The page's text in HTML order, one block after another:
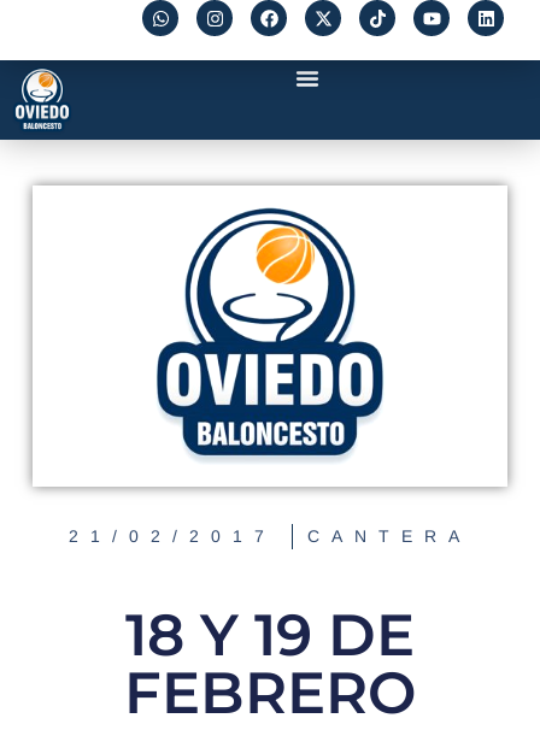
21/02/2017 CANTERA
18 Y 19 DE
FEBRERO